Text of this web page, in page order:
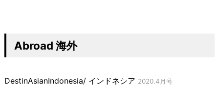
Abroad 海外
DestinAsianIndonesia/ インドネシア 2020.4月号